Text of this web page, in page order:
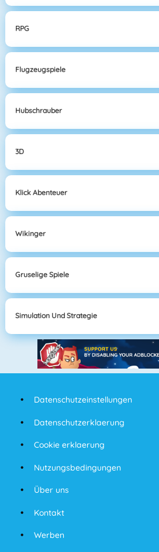
RPG
Flugzeugspiele
Hubschrauber
3D
Klick Abenteuer
Wikinger
Gruselige Spiele
Simulation Und Strategie
Datenschutzeinstellungen
Datenschutzerklaerung
Cookie erklaerung
Nutzungsbedingungen
Über uns
Kontakt
Werben